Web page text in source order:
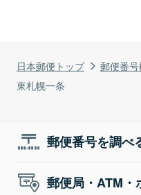
日本郵便トップ 郵便番
東札幌一条
郵便番号を調べ
郵便局・ATM・